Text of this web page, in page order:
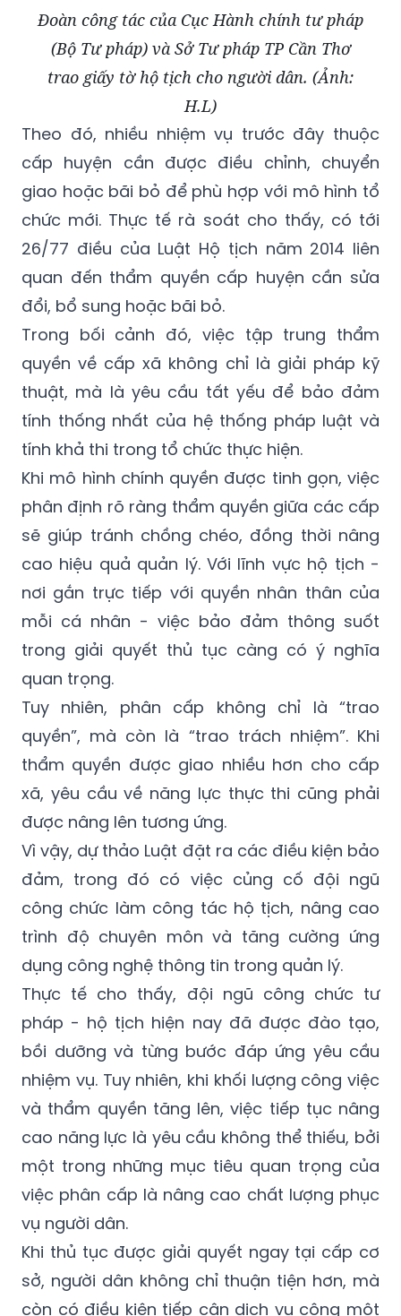
Đoàn công tác của Cục Hành chính tư pháp
(Bộ Tư pháp) và Sở Tư pháp TP Cần Thơ
trao giấy tờ hộ tịch cho người dân. (Ảnh:
H.L)
Theo đó, nhiều nhiệm vụ trước đây thuộc
cấp huyện cần được điều chỉnh, chuyển
giao hoặc bãi bỏ để phù hợp với mô hình tổ
chức mới. Thực tế rà soát cho thấy, có tới
26/77 điều của Luật Hộ tịch năm 2014 liên
quan đến thẩm quyền cấp huyện cần sửa
đổi, bổ sung hoặc bãi bỏ.
Trong bối cảnh đó, việc tập trung thẩm
quyền về cấp xã không chỉ là giải pháp kỹ
thuật, mà là yêu cầu tất yếu để bảo đảm
tính thống nhất của hệ thống pháp luật và
tính khả thi trong tổ chức thực hiện.
Khi mô hình chính quyền được tinh gọn, việc
phân định rõ ràng thẩm quyền giữa các cấp
sẽ giúp tránh chồng chéo, đồng thời nâng
cao hiệu quả quản lý. Với lĩnh vực hộ tịch -
nơi gắn trực tiếp với quyền nhân thân của
mỗi cá nhân - việc bảo đảm thông suốt
trong giải quyết thủ tục càng có ý nghĩa
quan trọng.
Tuy nhiên, phân cấp không chỉ là “trao
quyền”, mà còn là “trao trách nhiệm”. Khi
thẩm quyền được giao nhiều hơn cho cấp
xã, yêu cầu về năng lực thực thi cũng phải
được nâng lên tương ứng.
Vì vậy, dự thảo Luật đặt ra các điều kiện bảo
đảm, trong đó có việc củng cố đội ngũ
công chức làm công tác hộ tịch, nâng cao
trình độ chuyên môn và tăng cường ứng
dụng công nghệ thông tin trong quản lý.
Thực tế cho thấy, đội ngũ công chức tư
pháp - hộ tịch hiện nay đã được đào tạo,
bồi dưỡng và từng bước đáp ứng yêu cầu
nhiệm vụ. Tuy nhiên, khi khối lượng công việc
và thẩm quyền tăng lên, việc tiếp tục nâng
cao năng lực là yêu cầu không thể thiếu, bởi
một trong những mục tiêu quan trọng của
việc phân cấp là nâng cao chất lượng phục
vụ người dân.
Khi thủ tục được giải quyết ngay tại cấp cơ
sở, người dân không chỉ thuận tiện hơn, mà
còn có điều kiện tiếp cận dịch vụ công một